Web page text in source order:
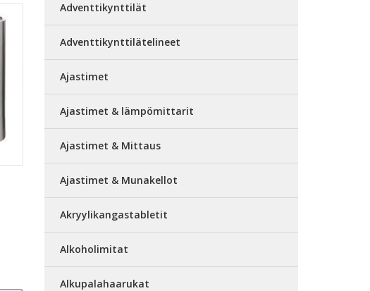
Adventtikynttilät
Adventtikynttilätelineet
Ajastimet
Ajastimet & lämpömittarit
Ajastimet & Mittaus
Ajastimet & Munakellot
Akryylikangastabletit
Alkoholimitat
Alkupalahaarukat